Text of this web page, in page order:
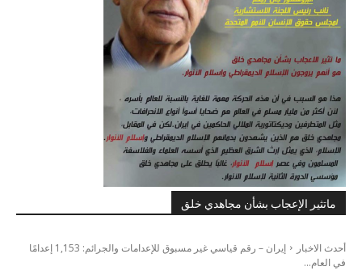
ماتثير الإعجاب بشأن مجاهدي خلق
أحدث الاخبار
إيران – رقم قياسي غير مسبوق للإعدامات والجرائم: 1,153 إعدامًا
في العام...